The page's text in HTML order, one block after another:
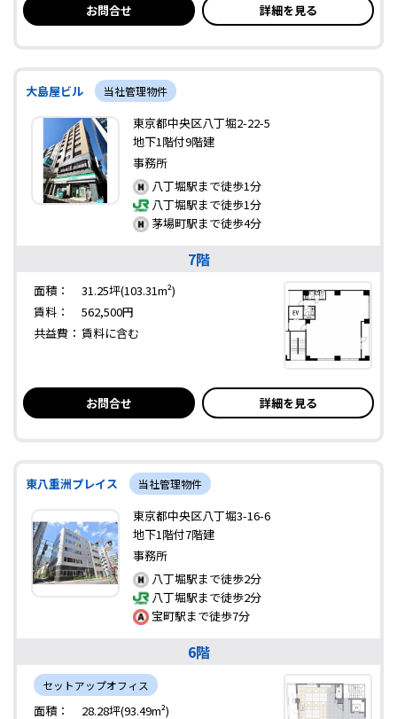
お問合せ 詳細を見る
大島屋ビル 当社管理物件
東京都中央区八丁堀2-22-5
地下1階付9階建
事務所
八丁堀駅まで徒歩1分
八丁堀駅まで徒歩1分
茅場町駅まで徒歩4分
7階
面積：
31.25坪(103.31m²)
賃料：
562,500円
共益費： 賃料に含む
お問合せ 詳細を見る
東八重洲プレイス 当社管理物件
東京都中央区八丁堀3-16-6
地下1階付7階建
事務所
八丁堀駅まで徒歩2分
八丁堀駅まで徒歩2分
宝町駅まで徒歩7分
6階
セットアップオフィス
面積： 28.28坪(93.49m²)